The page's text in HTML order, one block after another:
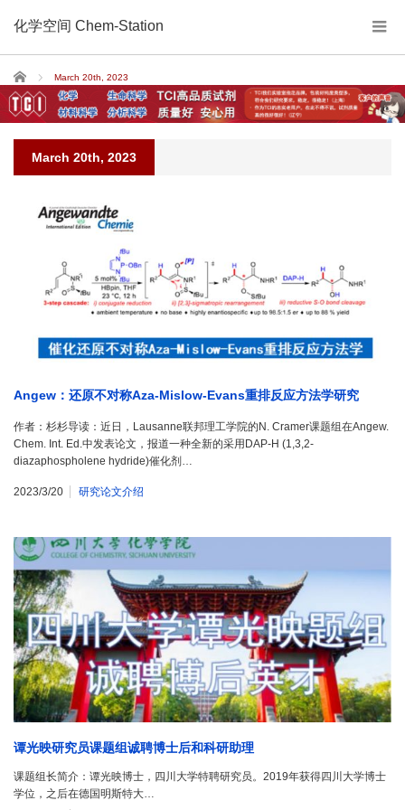
化学空间 Chem-Station
Home March 20th, 2023
March 20th, 2023
Angew：还原不对称Aza-Mislow-Evans重排反应方法学研究
作者：杉杉导读：近日，Lausanne联邦理工学院的N. Cramer课题组在Angew.
Chem. Int. Ed.中发表论文，报道一种全新的采用DAP-H (1,3,2-
diazaphospholene hydride)催化剂…
2023/3/20 研究论文介绍
谭光映研究员课题组诚聘博士后和科研助理
课题组长简介：谭光映博士，四川大学特聘研究员。2019年获得四川大学博士
学位，之后在德国明斯特大…